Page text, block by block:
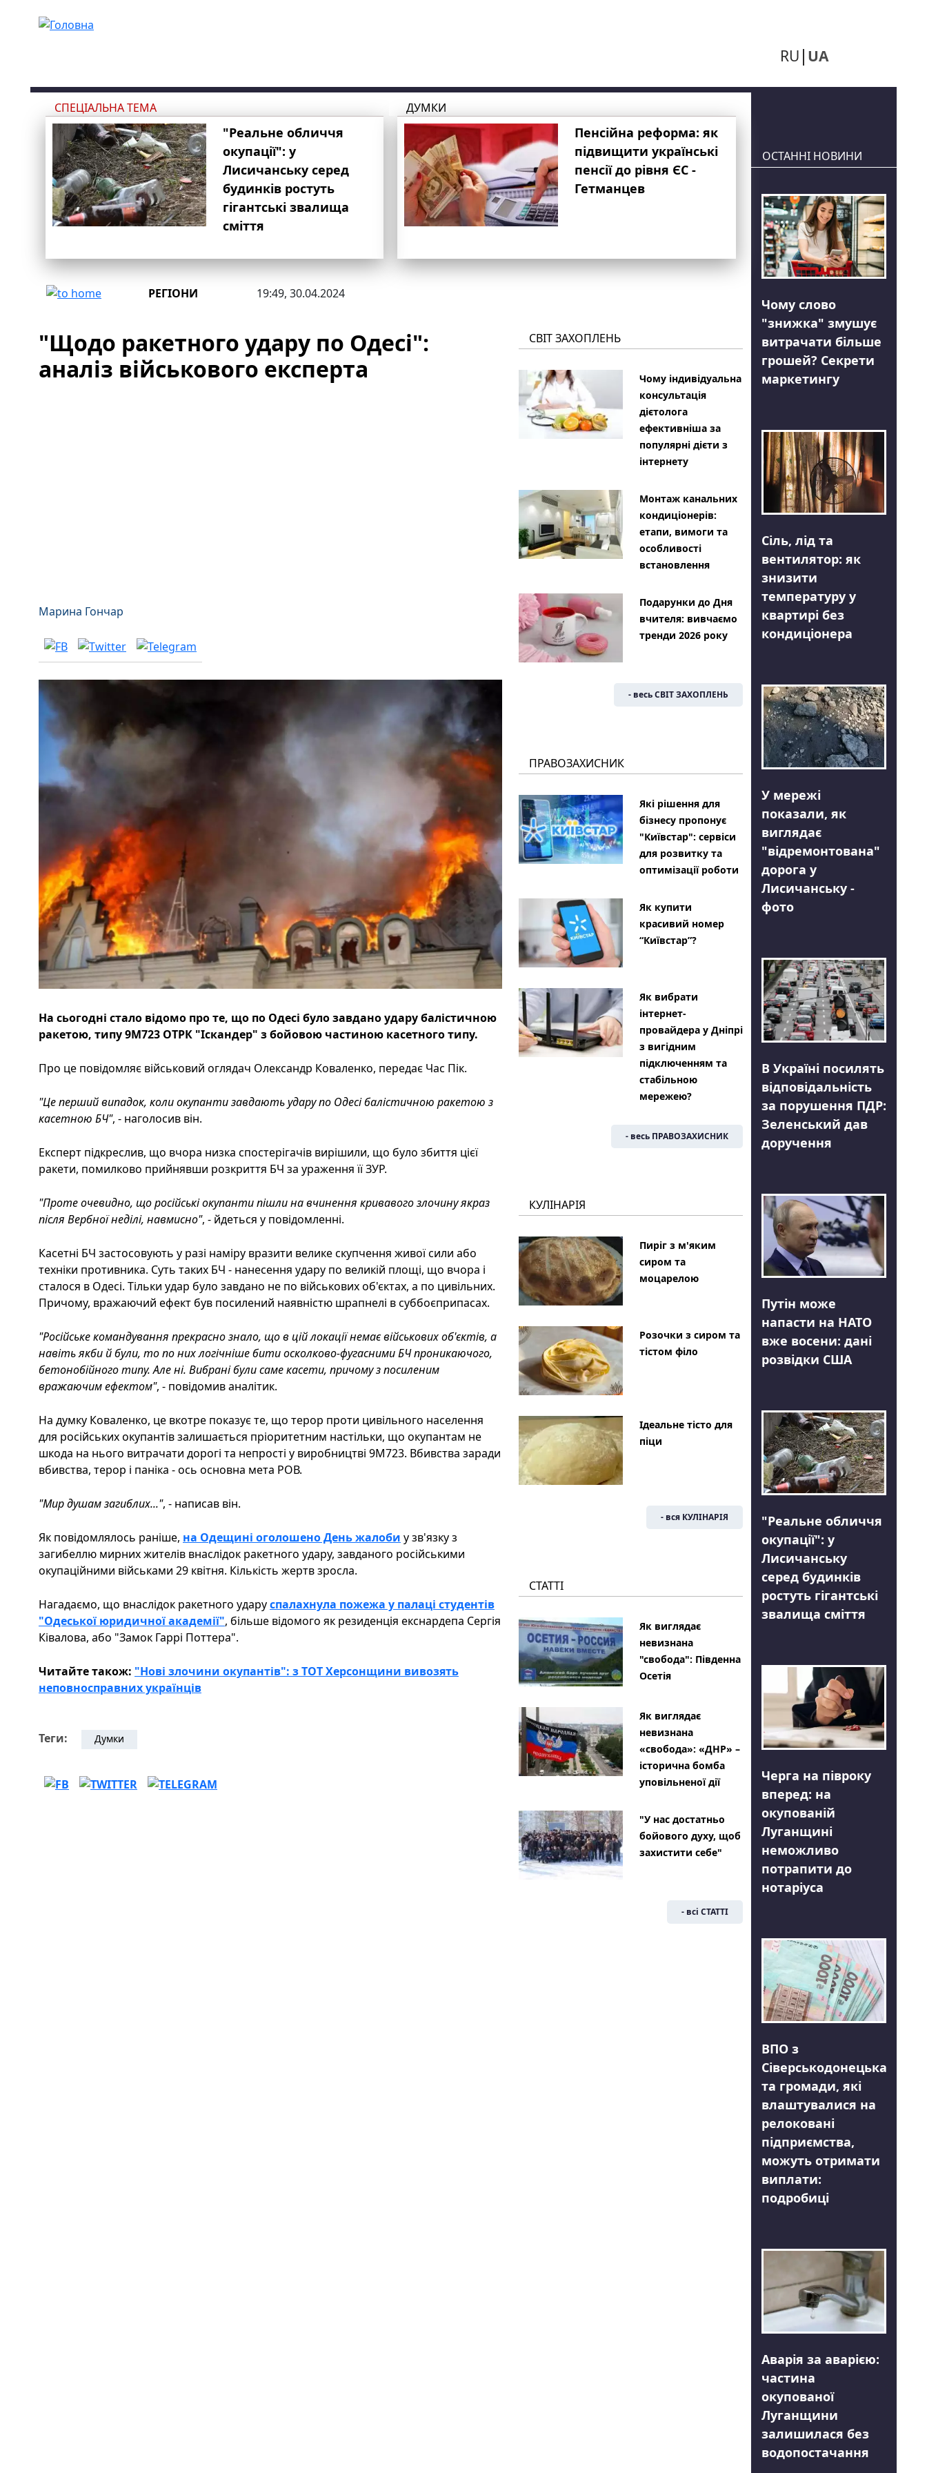
RU UA
СПЕЦІАЛЬНА ТЕМА
"Реальне обличчя
окупації": у
Лисичанську серед
будинків ростуть
гігантські звалища
сміття
ДУМКИ
Пенсійна реформа: як
підвищити українські
пенсії до рівня ЄС -
Гетманцев
РЕГІОНИ 19:49, 30.04.2024
"Щодо ракетного удару по Одесі":
аналіз військового експерта
Марина Гончар
На сьогодні стало відомо про те, що по Одесі було завдано удару балістичною
ракетою, типу 9М723 ОТРК "Іскандер" з бойовою частиною касетного типу.
Про це повідомляє військовий оглядач Олександр Коваленко, передає Час Пік.
"Це перший випадок, коли окупанти завдають удару по Одесі балістичною ракетою з
касетною БЧ", - наголосив він.
Експерт підкреслив, що вчора низка спостерігачів вирішили, що було збиття цієї
ракети, помилково прийнявши розкриття БЧ за ураження її ЗУР.
"Проте очевидно, що російські окупанти пішли на вчинення кривавого злочину якраз
після Вербної неділі, навмисно", - йдеться у повідомленні.
Касетні БЧ застосовують у разі наміру вразити велике скупчення живої сили або
техніки противника. Суть таких БЧ - нанесення удару по великій площі, що вчора і
сталося в Одесі. Тільки удар було завдано не по військових об'єктах, а по цивільних.
Причому, вражаючий ефект був посилений наявністю шрапнелі в суббоєприпасах.
"Російське командування прекрасно знало, що в цій локації немає військових об'єктів, а
навіть якби й були, то по них логічніше бити осколково-фугасними БЧ проникаючого,
бетонобійного типу. Але ні. Вибрані були саме касети, причому з посиленим
вражаючим ефектом", - повідомив аналітик.
На думку Коваленко, це вкотре показує те, що терор проти цивільного населення
для російських окупантів залишається пріоритетним настільки, що окупантам не
шкода на нього витрачати дорогі та непрості у виробництві 9М723. Вбивства заради
вбивства, терор і паніка - ось основна мета РОВ.
"Мир душам загиблих...", - написав він.
Як повідомлялось раніше, на Одещині оголошено День жалоби у зв'язку з
загибеллю мирних жителів внаслідок ракетного удару, завданого російськими
окупаційними військами 29 квітня. Кількість жертв зросла.
Нагадаємо, що внаслідок ракетного ударуспалахнула пожежа у палаці студентів
"Одеської юридичної академії", більше відомого як резиденція екснардепа Сергія
Ківалова, або "Замок Гаррі Поттера".
Читайте також: "Нові злочини окупантів": з ТОТ Херсонщини вивозять
неповносправних українців
Теги: Думки
СВІТ ЗАХОПЛЕНЬ
Чому індивідуальна
консультація
дієтолога
ефективніша за
популярні дієти з
інтернету
Монтаж канальних
кондиціонерів:
етапи, вимоги та
особливості
встановлення
Подарунки до Дня
вчителя: вивчаємо
тренди 2026 року
- весь СВІТ ЗАХОПЛЕНЬ
ПРАВОЗАХИСНИК
Які рішення для
бізнесу пропонує
"Київстар": сервіси
для розвитку та
оптимізації роботи
Як купити
красивий номер
“Київстар”?
Як вибрати
інтернет-
провайдера у Дніпрі
з вигідним
підключенням та
стабільною
мережею?
- весь ПРАВОЗАХИСНИК
КУЛІНАРІЯ
Пиріг з м'яким
сиром та
моцарелою
Розочки з сиром та
тістом філо
Ідеальне тісто для
піци
- вся КУЛІНАРІЯ
СТАТТІ
Як виглядає
невизнана
"свобода": Південна
Осетія
Як виглядає
невизнана
«свобода»: «ДНР» –
історична бомба
уповільненої дії
"У нас достатньо
бойового духу, щоб
захистити себе"
- всі СТАТТІ
ОСТАННІ НОВИНИ
Чому слово
"знижка" змушує
витрачати більше
грошей? Секрети
маркетингу
Сіль, лід та
вентилятор: як
знизити
температуру у
квартирі без
кондиціонера
У мережі
показали, як
виглядає
"відремонтована"
дорога у
Лисичанську -
фото
В Україні посилять
відповідальність
за порушення ПДР:
Зеленський дав
доручення
Путін може
напасти на НАТО
вже восени: дані
розвідки США
"Реальне обличчя
окупації": у
Лисичанську
серед будинків
ростуть гігантські
звалища сміття
Черга на півроку
вперед: на
окупованій
Луганщині
неможливо
потрапити до
нотаріуса
ВПО з
Сіверськодонецька
та громади, які
влаштувалися на
релоковані
підприємства,
можуть отримати
виплати:
подробиці
Аварія за аварією:
частина
окупованої
Луганщини
залишилася без
водопостачання